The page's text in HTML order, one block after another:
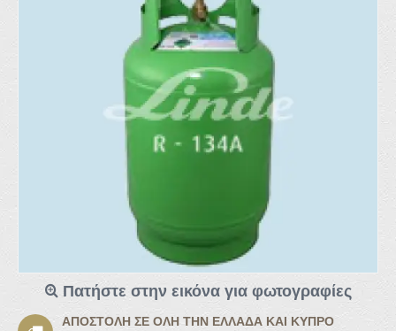
Πατήστε στην εικόνα για φωτογραφίες
ΑΠΟΣΤΟΛΉ ΣΕ ΌΛΗ ΤΗΝ ΕΛΛΆΔΑ ΚΑΙ ΚΎΠΡΟ